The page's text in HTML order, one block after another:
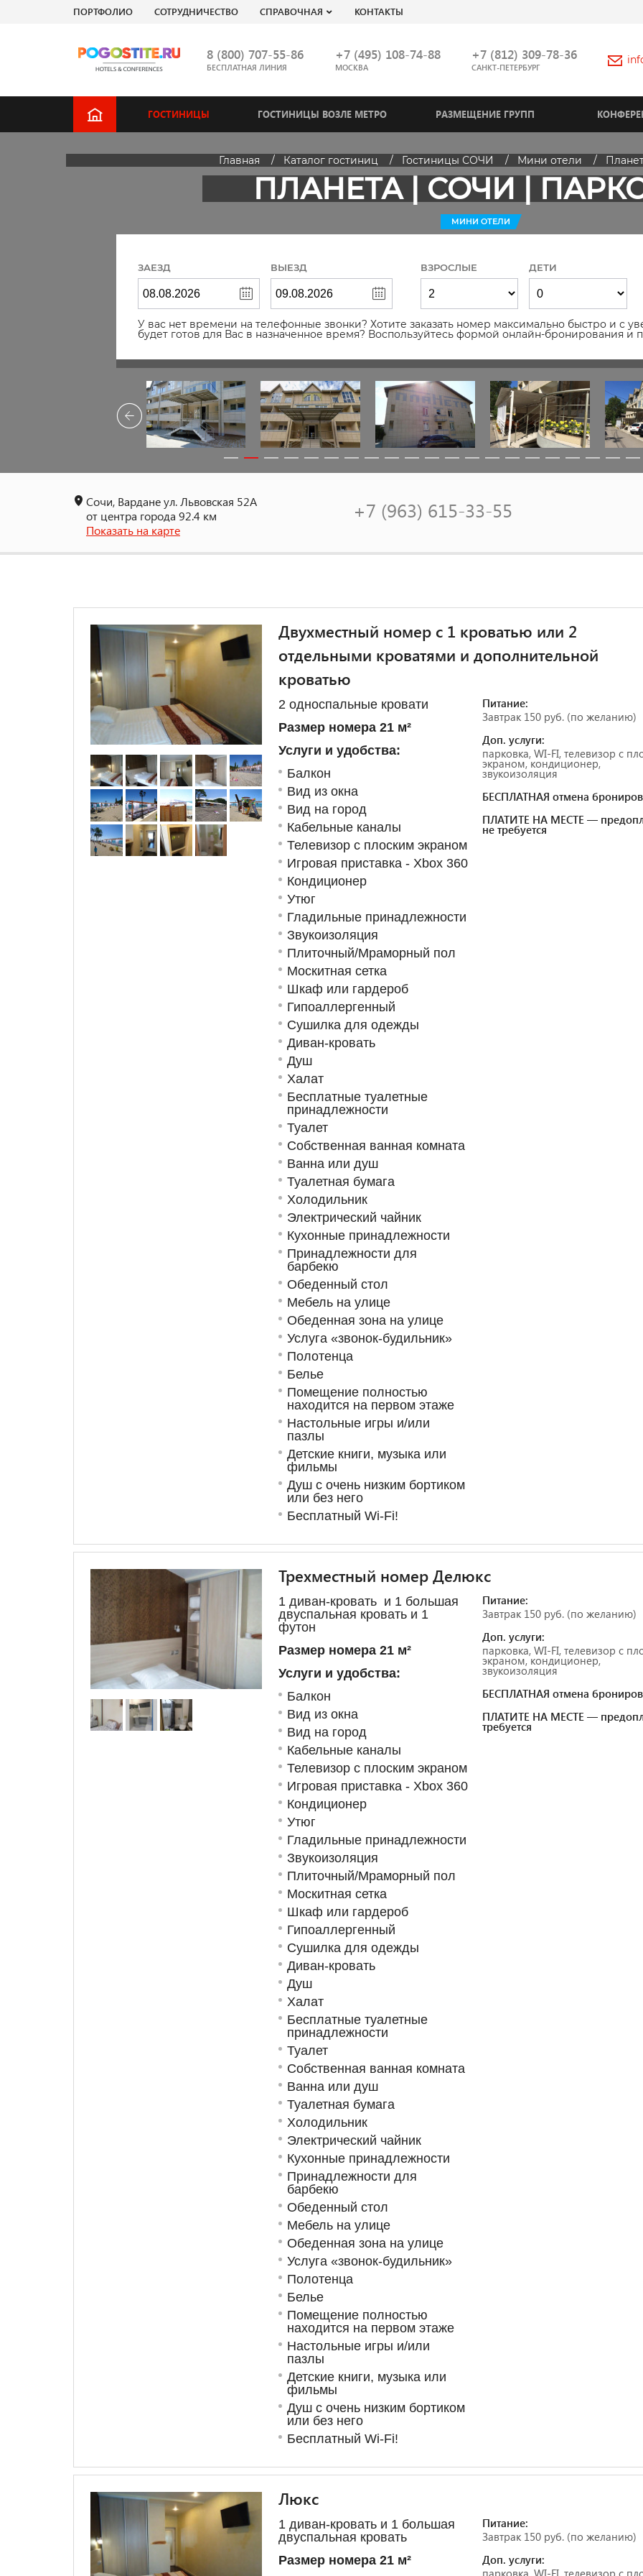
ПОРТФОЛИО СОТРУДНИЧЕСТВО СПРАВОЧНАЯ КОНТАКТЫ
8 (800) 707-55-86
БЕСПЛАТНАЯ ЛИНИЯ
+7 (495) 108-74-88
МОСКВА
+7 (812) 309-78-36
САНКТ-ПЕТЕРБУРГ
ГОСТИНИЦЫ ГОСТИНИЦЫ ВОЗЛЕ МЕТРО РАЗМЕЩЕНИЕ ГРУПП
Главная Каталог гостиниц Гостиницы СОЧИ Мини отели
ПЛАНЕТА | СОЧИ |
МИНИ ОТЕЛИ
ЗАЕЗД ВЫЕЗД ВЗРОСЛЫЕ ДЕТИ
У вас нет времени на телефонные звонки? Хотите заказать номер максимально быстро и с
будет готов для Вас в назначенное время? Воспользуйтесь формой онлайн-бронирования и
Сочи, Вардане ул. Львовская 52А
от центра города 92.4 км
Показать на карте
+7 (963) 615-33-55
Двухместный номер с 1 кроватью или 2
отдельными кроватями и дополнительной
кроватью
2 односпальные кровати
Размер номера 21 м²
Услуги и удобства:
Балкон
Вид из окна
Вид на город
Кабельные каналы
Телевизор с плоским экраном
Игровая приставка - Xbox 360
Кондиционер
Утюг
Гладильные принадлежности
Звукоизоляция
Плиточный/Мраморный пол
Москитная сетка
Шкаф или гардероб
Гипоаллергенный
Сушилка для одежды
Диван-кровать
Душ
Халат
Бесплатные туалетные
принадлежности
Туалет
Собственная ванная комната
Ванна или душ
Туалетная бумага
Холодильник
Электрический чайник
Кухонные принадлежности
Принадлежности для
барбекю
Обеденный стол
Мебель на улице
Обеденная зона на улице
Услуга «звонок-будильник»
Полотенца
Белье
Помещение полностью
находится на первом этаже
Настольные игры и/или
пазлы
Детские книги, музыка или
фильмы
Душ с очень низким бортиком
или без него
Бесплатный Wi-Fi!
Питание:
Завтрак 150 руб. (по желанию)
Доп. услуги:
парковка, WI-FI, телевизор с
экраном, кондиционер,
звукоизоляция
БЕСПЛАТНАЯ отмена
ПЛАТИТЕ НА МЕСТЕ —
не требуется
Трехместный номер Делюкс
1 диван-кровать и 1 большая
двуспальная кровать и 1
футон
Размер номера 21 м²
Услуги и удобства:
Балкон
Вид из окна
Вид на город
Кабельные каналы
Телевизор с плоским экраном
Игровая приставка - Xbox 360
Кондиционер
Утюг
Гладильные принадлежности
Звукоизоляция
Плиточный/Мраморный пол
Москитная сетка
Шкаф или гардероб
Гипоаллергенный
Сушилка для одежды
Диван-кровать
Душ
Халат
Бесплатные туалетные
принадлежности
Туалет
Собственная ванная комната
Ванна или душ
Туалетная бумага
Холодильник
Электрический чайник
Кухонные принадлежности
Принадлежности для
барбекю
Обеденный стол
Мебель на улице
Обеденная зона на улице
Услуга «звонок-будильник»
Полотенца
Белье
Помещение полностью
находится на первом этаже
Настольные игры и/или
пазлы
Детские книги, музыка или
фильмы
Душ с очень низким бортиком
или без него
Бесплатный Wi-Fi!
Питание:
Завтрак 150 руб. (по желанию)
Доп. услуги:
парковка, WI-FI, телевизор с
экраном, кондиционер,
звукоизоляция
БЕСПЛАТНАЯ отмена
ПЛАТИТЕ НА МЕСТЕ —
требуется
Люкс
1 диван-кровать и 1 большая
двуспальная кровать
Размер номера 21 м²
Питание:
Завтрак 150 руб. (по желанию)
Доп. услуги:
парковка, WI-FI, телевизор с